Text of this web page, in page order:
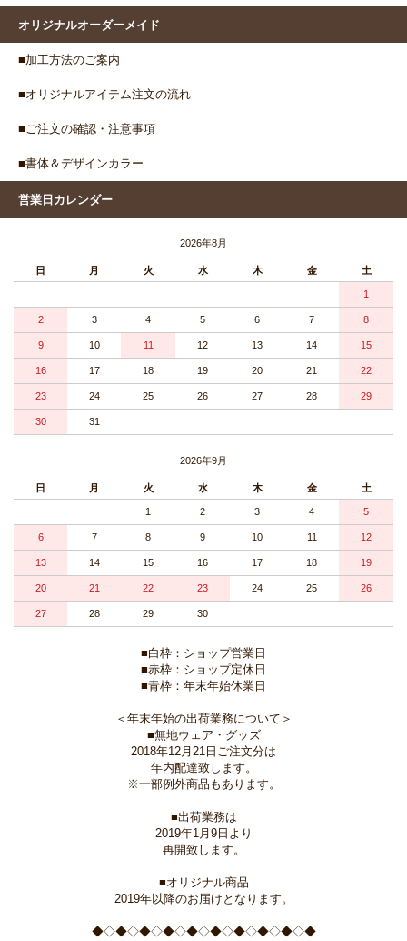
オリジナルオーダーメイド
■加工方法のご案内
■オリジナルアイテム注文の流れ
■ご注文の確認・注意事項
■書体＆デザインカラー
営業日カレンダー
2026年8月
日 月 火 水 木 金 土
1
2 3 4 5 6 7 8
9 10 11 12 13 14 15
16 17 18 19 20 21 22
23 24 25 26 27 28 29
30 31
2026年9月
日 月 火 水 木 金 土
1 2 3 4 5
6 7 8 9 10 11 12
13 14 15 16 17 18 19
20 21 22 23 24 25 26
27 28 29 30
■白枠：ショップ営業日
■赤枠：ショップ定休日
■青枠：年末年始休業日
＜年末年始の出荷業務について＞
■無地ウェア・グッズ
2018年12月21日ご注文分は
年内配達致します。
※一部例外商品もあります。
■出荷業務は
2019年1月9日より
再開致します。
■オリジナル商品
2019年以降のお届けとなります。
◆◇◆◇◆◇◆◇◆◇◆◇◆◇◆◇◆◇◆